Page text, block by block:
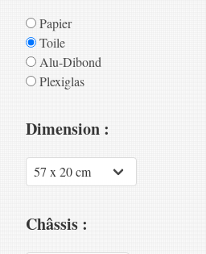
Papier
Toile
Alu-Dibond
Plexiglas
Dimension :
Châssis :